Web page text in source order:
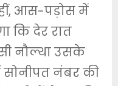
आस-पड़ोस में
कि देर रात
नौल्था उसके
नंबर की